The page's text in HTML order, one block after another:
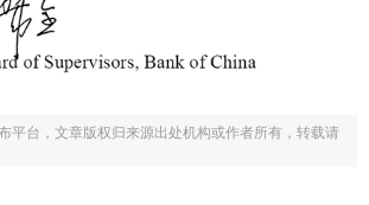
平台，文章版权归来源出处机构或作者所有，转载请